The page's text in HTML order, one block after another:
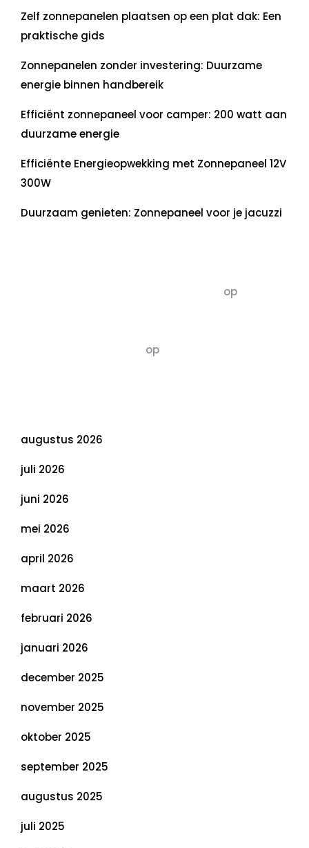
Zelf zonnepanelen plaatsen op een plat dak: Een
praktische gids
Zonnepanelen zonder investering: Duurzame
energie binnen handbereik
Efficiënt zonnepaneel voor camper: 200 watt aan
duurzame energie
Efficiënte Energieopwekking met Zonnepaneel 12V
300W
Duurzaam genieten: Zonnepaneel voor je jacuzzi
op
op
augustus 2026
juli 2026
juni 2026
mei 2026
april 2026
maart 2026
februari 2026
januari 2026
december 2025
november 2025
oktober 2025
september 2025
augustus 2025
juli 2025